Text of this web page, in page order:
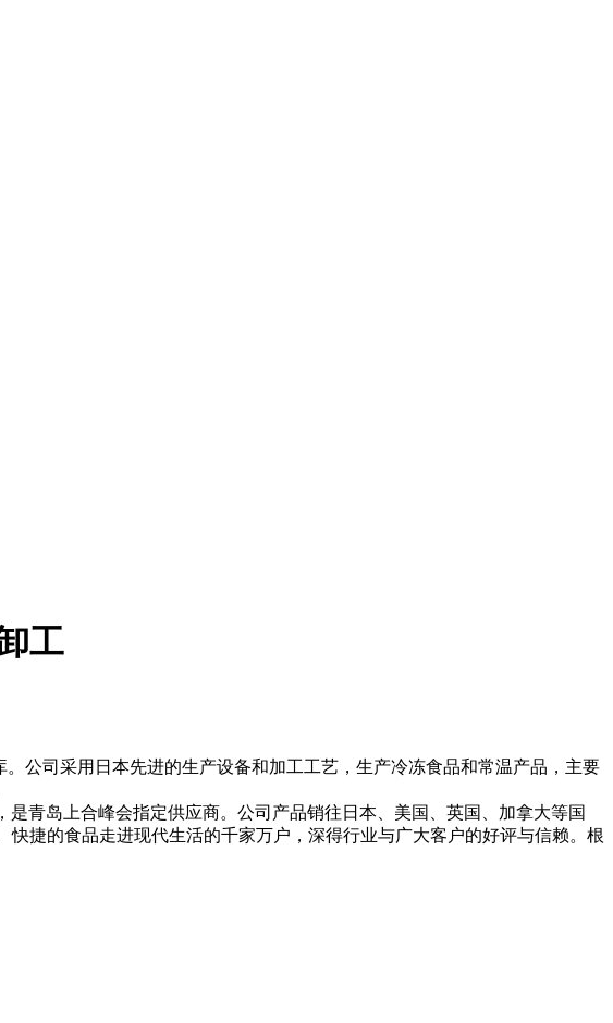
工
公司采用日本先进的生产设备和加工工艺，生产冷冻食品和常温产品，主要
青岛上合峰会指定供应商。公司产品销往日本、美国、英国、加拿大等国
捷的食品走进现代生活的千家万户，深得行业与广大客户的好评与信赖。根